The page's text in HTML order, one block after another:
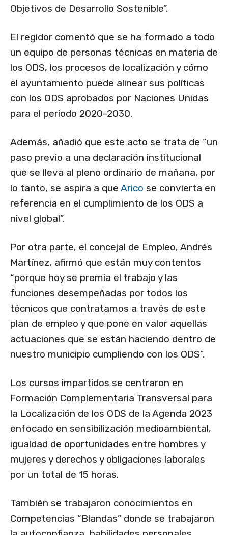
Objetivos de Desarrollo Sostenible”.
El regidor comentó que se ha formado a todo
un equipo de personas técnicas en materia de
los ODS, los procesos de localización y cómo
el ayuntamiento puede alinear sus políticas
con los ODS aprobados por Naciones Unidas
para el periodo 2020-2030.
Además, añadió que este acto se trata de “un
paso previo a una declaración institucional
que se lleva al pleno ordinario de mañana, por
lo tanto, se aspira a que Arico se convierta en
referencia en el cumplimiento de los ODS a
nivel global”.
Por otra parte, el concejal de Empleo, Andrés
Martínez, afirmó que están muy contentos
“porque hoy se premia el trabajo y las
funciones desempeñadas por todos los
técnicos que contratamos a través de este
plan de empleo y que pone en valor aquellas
actuaciones que se están haciendo dentro de
nuestro municipio cumpliendo con los ODS”.
Los cursos impartidos se centraron en
Formación Complementaria Transversal para
la Localización de los ODS de la Agenda 2023
enfocado en sensibilización medioambiental,
igualdad de oportunidades entre hombres y
mujeres y derechos y obligaciones laborales
por un total de 15 horas.
También se trabajaron conocimientos en
Competencias “Blandas” donde se trabajaron